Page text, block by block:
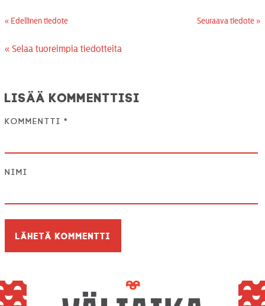
« Edellinen tiedote Seuraava tiedote »
« Selaa tuoreimpia tiedotteita
Lisää kommenttisi
Kommentti *
Nimi